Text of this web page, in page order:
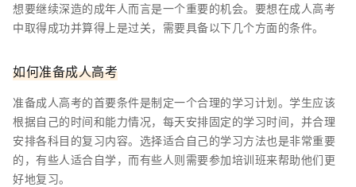
想要继续深造的成年人而言是一个重要的机会。要想在成人高考
中取得成功并算得上是过关，需要具备以下几个方面的条件。
如何准备成人高考
准备成人高考的首要条件是制定一个合理的学习计划。学生应该
根据自己的时间和能力情况，每天安排固定的学习时间，并合理
安排各科目的复习内容。选择适合自己的学习方法也是非常重要
的，有些人适合自学，而有些人则需要参加培训班来帮助他们更
好地复习。